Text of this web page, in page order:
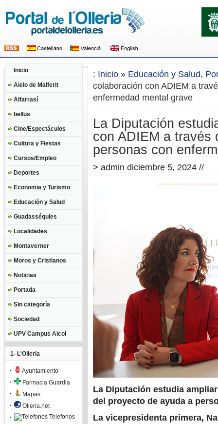
Inicio
Aielo de Malferit
Alfarrasí
bellus
Cine/Espectáculos
Cultura y Fiestas
Cursos/Empleo
Deportes
Economia y Turismo
Educación y Salud
Guadasséquies
Localidades
Montaverner
Moros y Cristianos
Noticias
Portada
Sin categoría
Sociedad
UPV Campus Alcoi
1- L'Olleria
Ayuntamiento
Farmacia Guardia
Mapas
Olleria.net
Telefonos
: Inicio » Educación y Salud,
colaboración con ADIEM a
enfermedad mental grave
La Diputación
con ADIEM a través
personas con
> admin diciembre 5, 2024 //
La Diputación estudia
del proyecto de ayuda a
La vicepresidenta primera,